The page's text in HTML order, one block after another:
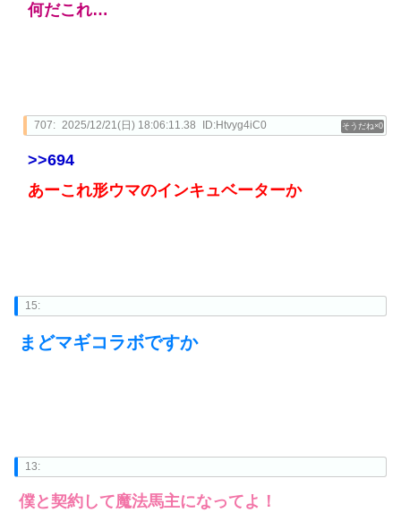
何だこれ…
0
707: 2025/12/21(日) 18:06:11.38 ID:Htvyg4iC0
>>694
あーこれ形ウマのインキュベーターか
15:
まどマギコラボですか
13:
僕と契約して魔法馬主になってよ！